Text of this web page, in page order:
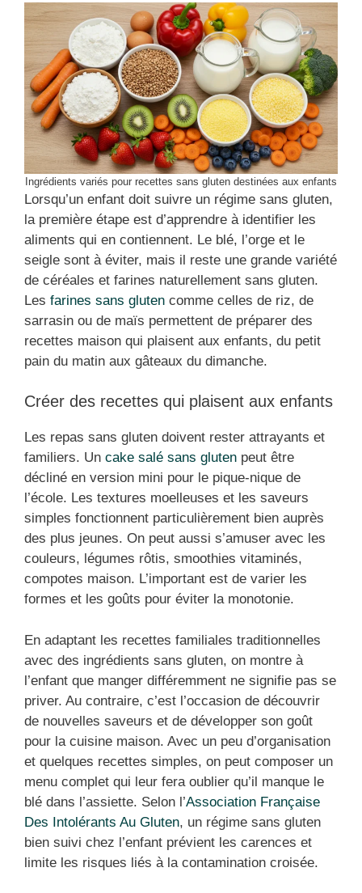
Ingrédients variés pour recettes sans gluten destinées aux enfants
Lorsqu’un enfant doit suivre un régime sans gluten,
la première étape est d’apprendre à identifier les
aliments qui en contiennent. Le blé, l’orge et le
seigle sont à éviter, mais il reste une grande variété
de céréales et farines naturellement sans gluten.
Les farines sans gluten comme celles de riz, de
sarrasin ou de maïs permettent de préparer des
recettes maison qui plaisent aux enfants, du petit
pain du matin aux gâteaux du dimanche.
Créer des recettes qui plaisent aux enfants
Les repas sans gluten doivent rester attrayants et
familiers. Un cake salé sans gluten peut être
décliné en version mini pour le pique-nique de
l’école. Les textures moelleuses et les saveurs
simples fonctionnent particulièrement bien auprès
des plus jeunes. On peut aussi s’amuser avec les
couleurs, légumes rôtis, smoothies vitaminés,
compotes maison. L’important est de varier les
formes et les goûts pour éviter la monotonie.
En adaptant les recettes familiales traditionnelles
avec des ingrédients sans gluten, on montre à
l’enfant que manger différemment ne signifie pas se
priver. Au contraire, c’est l’occasion de découvrir
de nouvelles saveurs et de développer son goût
pour la cuisine maison. Avec un peu d’organisation
et quelques recettes simples, on peut composer un
menu complet qui leur fera oublier qu’il manque le
blé dans l’assiette. Selon l’Association Française
Des Intolérants Au Gluten, un régime sans gluten
bien suivi chez l’enfant prévient les carences et
limite les risques liés à la contamination croisée.